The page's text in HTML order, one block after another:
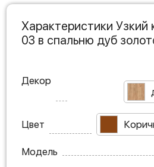
Характеристики
03 в спальню дуб
Декор
Цвет
Модель